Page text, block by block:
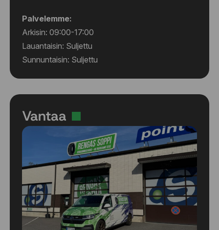
Palvelemme:
Arkisin: 09:00-17:00
Lauantaisin: Suljettu
Sunnuntaisin: Suljettu
Vantaa